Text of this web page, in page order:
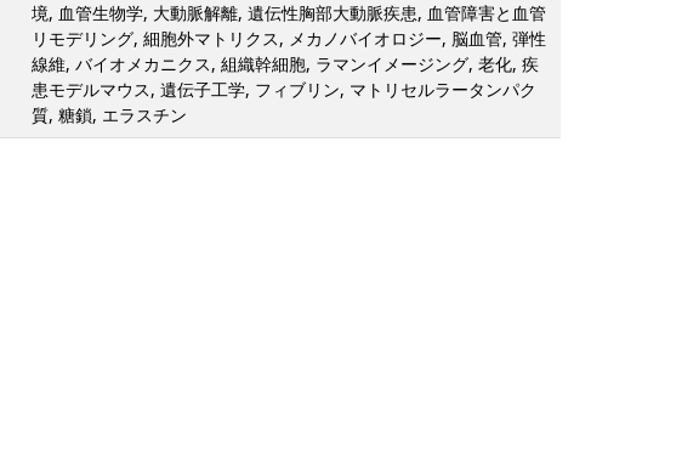
境, 血管生物学, 大動脈解離, 遺伝性胸部大動脈疾患, 血管障害と血管
リモデリング, 細胞外マトリクス, メカノバイオロジー, 脳血管, 弾性
線維, バイオメカニクス, 組織幹細胞, ラマンイメージング, 老化, 疾
患モデルマウス, 遺伝子工学, フィブリン, マトリセルラータンパク
質, 糖鎖, エラスチン